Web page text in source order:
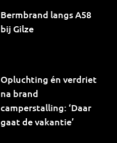
Bermbrand langs A58
bij Gilze
Opluchting én verdriet
na brand
camperstalling: ‘Daar
gaat de vakantie’